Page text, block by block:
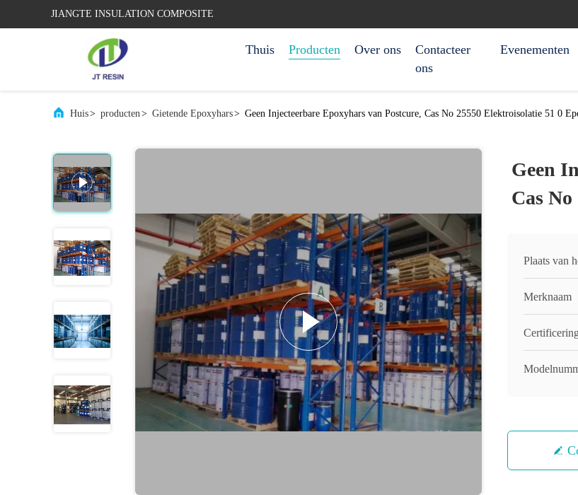
JIANGTE INSULATION COMPOSITE
Thuis Producten Over ons
Contacteer
ons
Evenementen
Huis> producten> Gietende Epoxyhars> Geen Injecteerbare Epoxyhars van Postcure, Cas No 25550 Elektroisolatie 51 0
Geen
Cas
Plaats van
Merknaam